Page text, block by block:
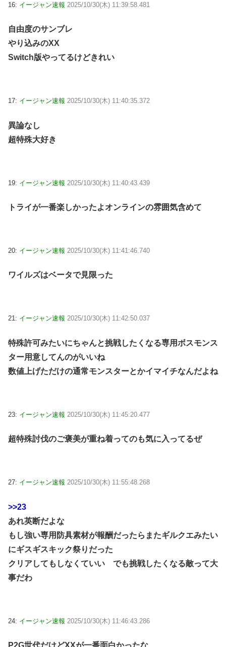
16: イージャン速報 2025/10/30(木) 11:39:58.481
自由度のサンブレ
やり込みのXX
Switch版やってるけどきれい
17: イージャン速報 2025/10/30(木) 11:40:35.372
異論なし
超特殊大好き
19: イージャン速報 2025/10/30(木) 11:40:43.439
トライが一番楽しかったよオンラインの雰囲気含めて
20: イージャン速報 2025/10/30(木) 11:41:46.740
ワイルズはベータで見限った
21: イージャン速報 2025/10/30(木) 11:42:50.037
特殊許可みたいにちゃんと挑戦したくなる専用ボスモンス
ター用意してんのがいいね
数値上げただけの通常モンスターとかイマイチなんだよね
23: イージャン速報 2025/10/30(木) 11:45:20.477
超特殊討伐のご褒美が重ね着ってのも気に入ってるぜ
27: イージャン速報 2025/10/30(木) 11:55:48.268
>>23
あれ英断だよな
もし強い専用防具素材が報酬だったらまたギルクエみたい
にギスギスキック祭りだった
クリアしてもしなくていい でも挑戦したくなる敵って大
事だわ
24: イージャン速報 2025/10/30(木) 11:46:43.286
P2G世代だけどXXが一番面白かったな